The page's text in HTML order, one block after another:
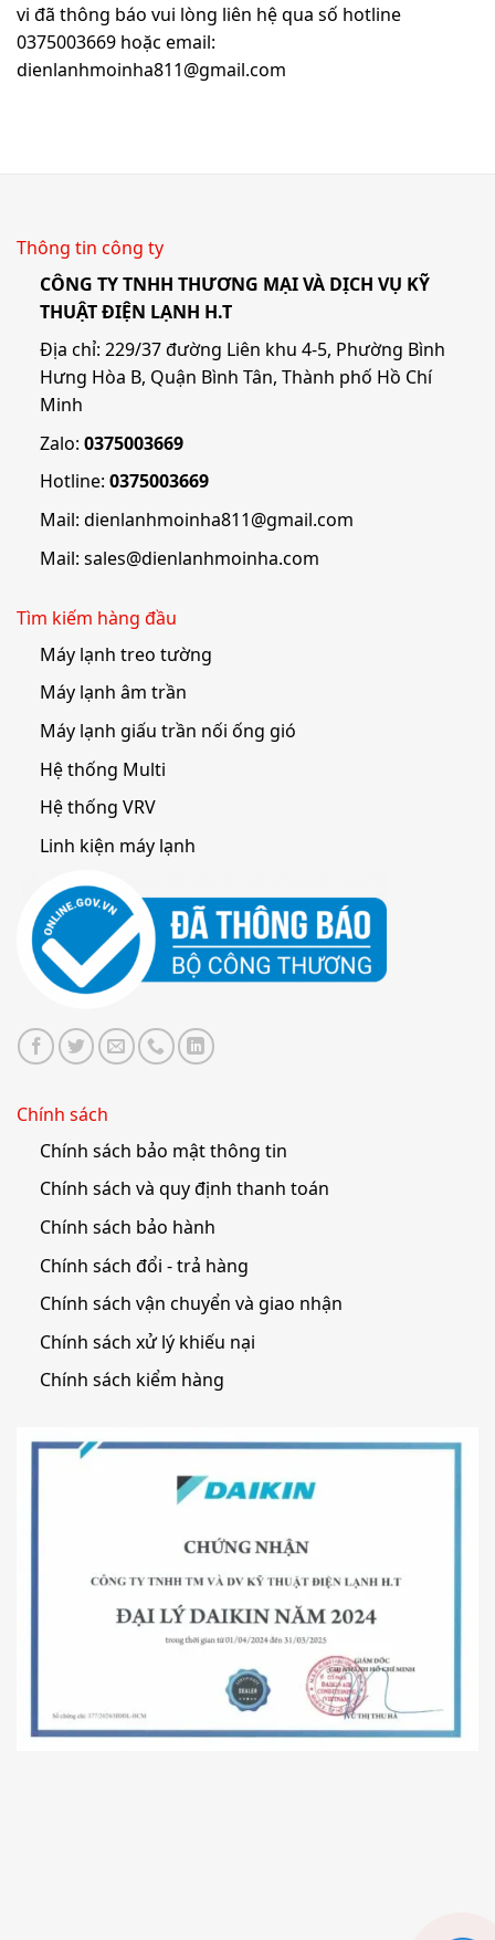
vi đã thông báo vui lòng liên hệ qua số hotline
0375003669 hoặc email:
dienlanhmoinha811@gmail.com
Thông tin công ty
CÔNG TY TNHH THƯƠNG MẠI VÀ DỊCH VỤ KỸ
THUẬT ĐIỆN LẠNH H.T
Địa chỉ: 229/37 đường Liên khu 4-5, Phường Bình
Hưng Hòa B, Quận Bình Tân, Thành phố Hồ Chí
Minh
Zalo: 0375003669
Hotline: 0375003669
Mail: dienlanhmoinha811@gmail.com
Mail: sales@dienlanhmoinha.com
Tìm kiếm hàng đầu
Máy lạnh treo tường
Máy lạnh âm trần
Máy lạnh giấu trần nối ống gió
Hệ thống Multi
Hệ thống VRV
Linh kiện máy lạnh
Chính sách
Chính sách bảo mật thông tin
Chính sách và quy định thanh toán
Chính sách bảo hành
Chính sách đổi - trả hàng
Chính sách vận chuyển và giao nhận
Chính sách xử lý khiếu nại
Chính sách kiểm hàng